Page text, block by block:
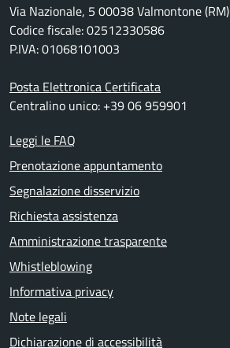
Via Nazionale, 5 00038 Valmontone (RM)
Codice fiscale: 02512330586
P.IVA: 01068101003
Posta Elettronica Certificata
Centralino unico: +39 06 959901
Leggi le FAQ
Prenotazione appuntamento
Segnalazione disservizio
Richiesta assistenza
Amministrazione trasparente
Whistleblowing
Informativa privacy
Note legali
Dichiarazione di accessibilità